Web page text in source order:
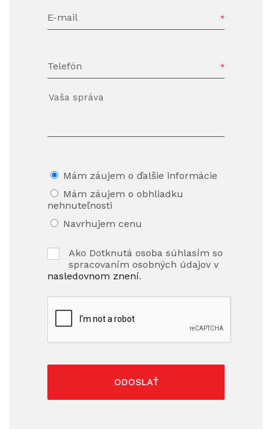
E-mail
Telefón
Mám záujem o ďalšie informácie
Mám záujem o obhliadku
nehnuteľnosti
Navrhujem cenu
Ako Dotknutá osoba súhlasím so
spracovaním osobných údajov v
nasledovnom znení.
ODOSLAŤ